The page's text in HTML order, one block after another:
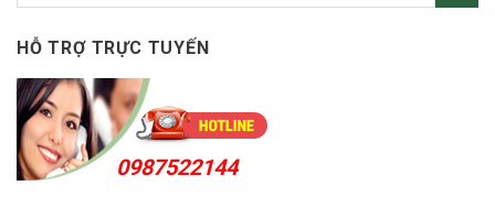
HỖ TRỢ TRỰC TUYẾN
0987522144